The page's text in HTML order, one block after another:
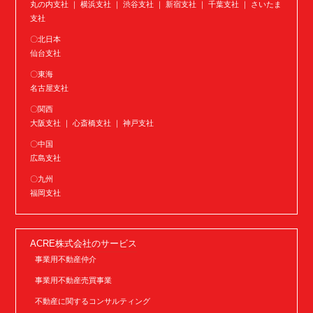
丸の内支社 ｜ 横浜支社 ｜ 渋谷支社 ｜ 新宿支社 ｜ 千葉支社 ｜ さいたま
支社
〇北日本
仙台支社
〇東海
名古屋支社
〇関西
大阪支社 ｜ 心斎橋支社 ｜ 神戸支社
〇中国
広島支社
〇九州
福岡支社
ACRE株式会社のサービス
事業用不動産仲介
事業用不動産売買事業
不動産に関するコンサルティング